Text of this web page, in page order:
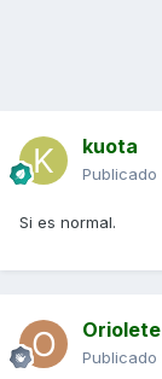
kuota
Publicado
Si es normal.
Oriolete
Publicado